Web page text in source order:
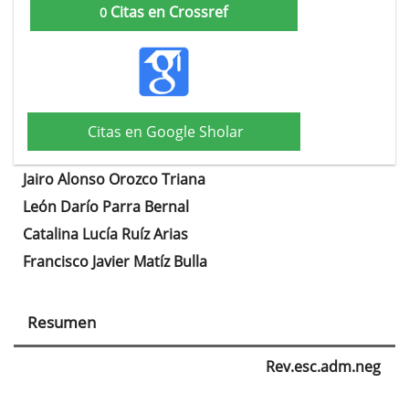
0 Citas en Crossref
Citas en Google Sholar
Contenido
principal
del
Jairo Alonso Orozco Triana
León Darío Parra Bernal
Catalina Lucía Ruíz Arias
Francisco Javier Matíz Bulla
Resumen
Rev.esc.adm.neg